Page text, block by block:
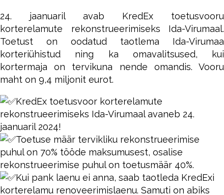
24. jaanuaril avab KredEx toetusvooru
korterelamute rekonstrueerimiseks Ida-Virumaal.
Toetust on oodatud taotlema Ida-Virumaa
korteriühistud ning ka omavalitsused, kui
kortermaja on tervikuna nende omandis. Vooru
maht on 9,4 miljonit eurot.
KredEx toetusvoor korterelamute
rekonstrueerimiseks Ida-Virumaal avaneb 24.
jaanuaril 2024!
Toetuse määr tervikliku rekonstrueerimise
puhul on 70% tööde maksumusest, osalise
rekonstrueerimise puhul on toetusmäär 40%.
Kui pank laenu ei anna, saab taotleda KredExi
korterelamu renoveerimislaenu. Samuti on abiks